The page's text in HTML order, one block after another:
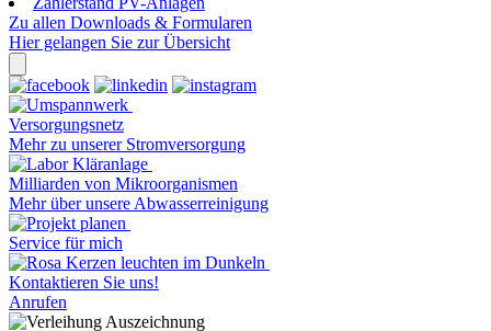
Zu allen Downloads & Formularen
Hier gelangen Sie zur Übersicht
Versorgungsnetz
Mehr zu unserer Stromversorgung
Milliarden von Mikroorganismen
Mehr über unsere Abwasserreinigung
Service für mich
Kontaktieren Sie uns!
Anrufen